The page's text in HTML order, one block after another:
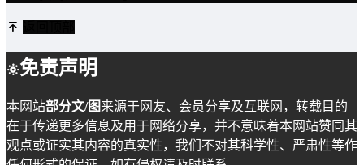
免责声明
本网站部分文/图来源于网友、会员分享及互联网，转载目的
在于传递更多信息及用于网络分享，并不意味着本网站赞同其
观点或证实其内容的真实性，我们不对其科学性、严肃性等作